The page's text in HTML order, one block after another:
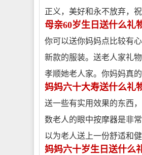
正义，美好和永不放弃，祝
母亲60岁生日送什么礼
你可以送你妈妈点比较有
新款的服装。送老人家礼
孝顺她老人家。你妈妈真的
妈妈六十大寿送什么礼
送一些有实用效果的东西
数老人的眼中按摩器是非
以为老人送上一份舒适和健
妈妈六十岁生日送什么